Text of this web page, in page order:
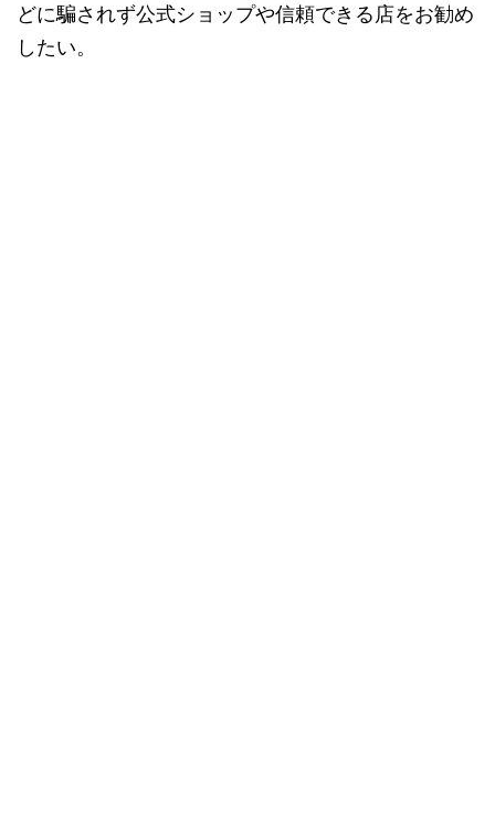
どに騙されず公式ショップや信頼できる店をお勧め
したい。